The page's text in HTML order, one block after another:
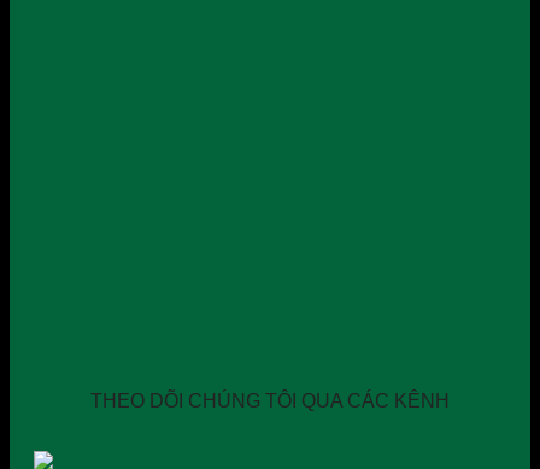
THEO DÕI CHÚNG TÔI QUA CÁC KÊNH